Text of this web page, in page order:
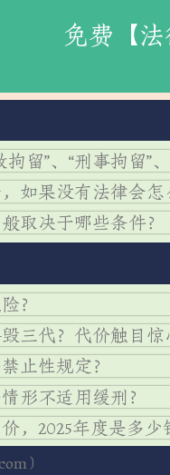
免费【法
留”、“刑事拘留”、
如果没有法律会怎
取决于哪些条件？
？
三代？代价触目惊
止性规定？
形不适用缓刑？
，2025年度是多少
）